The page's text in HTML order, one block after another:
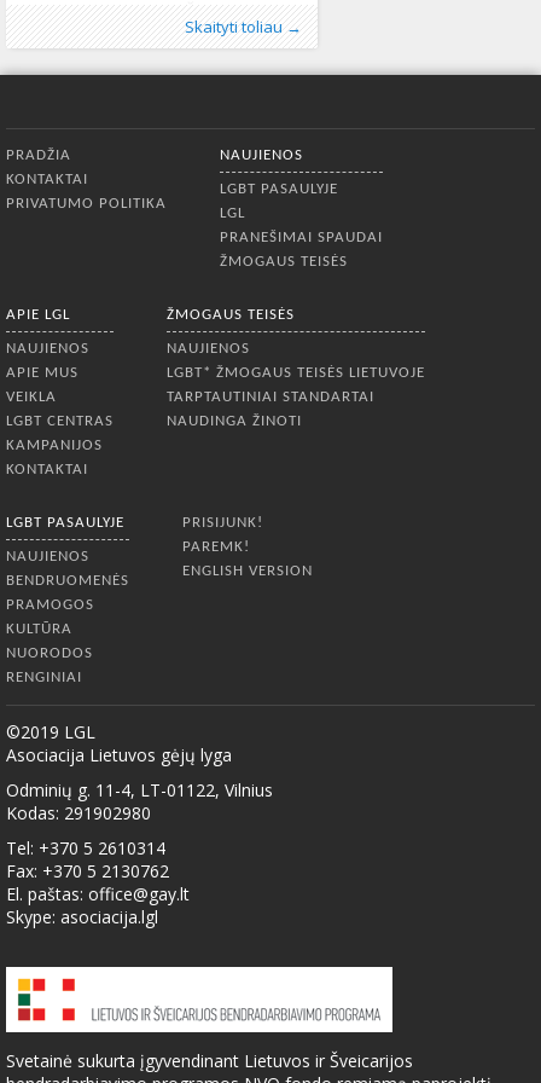
valandą „Soho“ klube (Švitrigailos g. 7)!
Pažadame gerą nuotaiką, linksmą
muziką ir galimybę laimėti daugpuikių
prizų. Taip pat galėsite įsigyti LGL
įspūdingiausias mūsų organizacijos
akimirkas.
Skaityti toliau →
Publikavo:Aliona, LGL
Kategorijos:LGL,Lietuvoje,Naujienos325
Žymos:gimtadienis,LGL,Lietuvos Gėjų Lyga,
Soho455
PRADŽIA
KONTAKTAI
PRIVATUMO POLITIKA
NAUJIENOS
LGBT PASAULYJE
LGL
PRANEŠIMAI SPAUDAI
ŽMOGAUS TEISĖS
APIE LGL
NAUJIENOS
APIE MUS
VEIKLA
LGBT CENTRAS
KAMPANIJOS
KONTAKTAI
ŽMOGAUS TEISĖS
NAUJIENOS
LGBT* ŽMOGAUS TEISĖS LIETUVOJE
TARPTAUTINIAI STANDARTAI
NAUDINGA ŽINOTI
LGBT PASAULYJE
NAUJIENOS
BENDRUOMENĖS
PRAMOGOS
KULTŪRA
NUORODOS
RENGINIAI
PRISIJUNK!
PAREMK!
ENGLISH VERSION
©2019 LGL
Asociacija Lietuvos gėjų lyga
Odminių g. 11-4, LT-01122, Vilnius
Kodas: 291902980
Tel: +370 5 2610314
Fax: +370 5 2130762
El. paštas: office@gay.lt
Skype: asociacija.lgl
Svetainė sukurta įgyvendinant Lietuvos ir Šveicarijos